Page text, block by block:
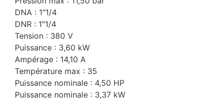
DNA : 1″1/4
DNR : 1″1/4
Tension : 380 V
Puissance : 3,60 kW
Ampérage : 14,10 A
Température max : 35
Puissance nominale : 4,50 HP
Puissance nominale : 3,37 kW